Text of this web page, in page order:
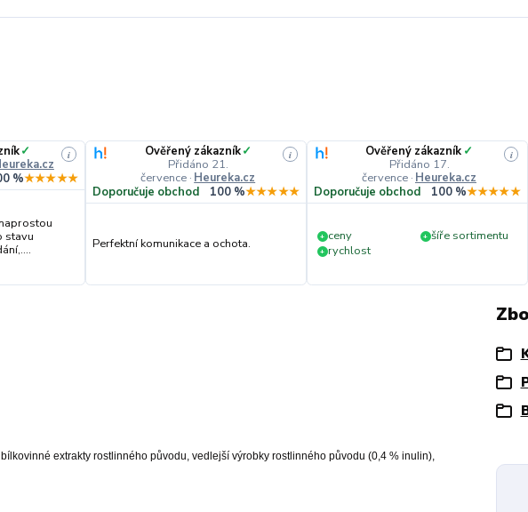
✓
i
%★★★★★
stavu
Ověřený zákazník✓
Přidáno 21.
července · Heureka.cz
i
Doporučuje obchod 100 %★★★★★
Perfektní komunikace a ochota.
Ověřený zákazník ✓
Přidáno 17.
července · Heureka.cz
i
Doporučuje obchod 100 %★★★★★
+ ceny + šíře sortimentu
+ rychlost
extrakty rostlinného původu, vedlejší výrobky rostlinného původu (0,4 % inulin),